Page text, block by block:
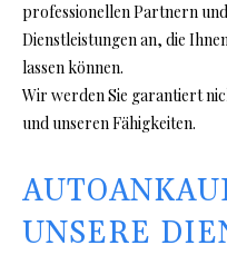
professionellen Partnern
Dienstleistungen an, die
lassen können.
Wir werden Sie garantiert
und unseren Fähigkeiten.
UNSERE